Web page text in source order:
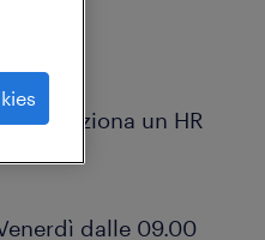
seleziona un HR
dalle 09.00